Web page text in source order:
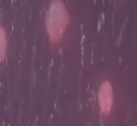
Maszyna do twarzy
Digital Fundus Camera
Cyfrowy
Wielu parametrów